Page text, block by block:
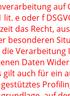
auf
lit. e oder f
das Recht,
besonderen
die Verarbeitung
Daten
gilt auch für ein